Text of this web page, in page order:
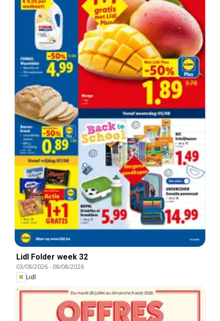
Lidl Folder week 32
03/08/2026- 08/08/2026
Lidl